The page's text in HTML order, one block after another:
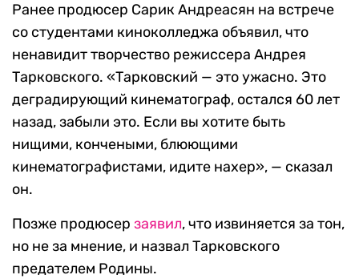
Ранее продюсер Сарик Андреасян на встрече
со студентами киноколледжа объявил, что
ненавидит творчество режиссера Андрея
Тарковского. «Тарковский — это ужасно. Это
деградирующий кинематограф, остался 60 лет
назад, забыли это. Если вы хотите быть
нищими, кончеными, блюющими
кинематографистами, идите нахер», — сказал
он.
Позже продюсер заявил, что извиняется за тон,
но не за мнение, и назвал Тарковского
предателем Родины.